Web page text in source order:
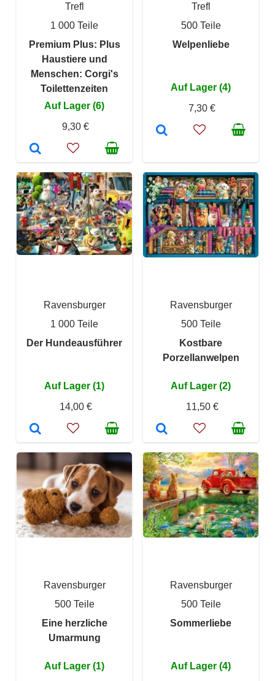
Trefl
1 000 Teile
Premium Plus: Plus
Haustiere und
Menschen: Corgi's
Toilettenzeiten
Auf Lager (6)
9,30 €
Trefl
500 Teile
Welpenliebe
Auf Lager (4)
7,30 €
Ravensburger
1 000 Teile
Der Hundeausführer
Auf Lager (1)
14,00 €
Ravensburger
500 Teile
Kostbare
Porzellanwelpen
Auf Lager (2)
11,50 €
Ravensburger
500 Teile
Eine herzliche
Umarmung
Auf Lager (1)
Ravensburger
500 Teile
Sommerliebe
Auf Lager (4)